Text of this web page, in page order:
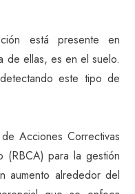
está presente en
de ellas, es en el suelo.
este tipo de
Acciones Correctivas
(RBCA) para la gestión
aumento alrededor del